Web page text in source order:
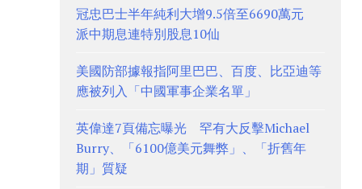
冠忠巴士半年純利大增9.5倍至6690萬元
派中期息連特別股息10仙
美國防部據報指阿里巴巴、百度、比亞迪等
應被列入「中國軍事企業名單」
英偉達7頁備忘曝光 罕有大反擊Michael
Burry、「6100億美元舞弊」、「折舊年
期」質疑